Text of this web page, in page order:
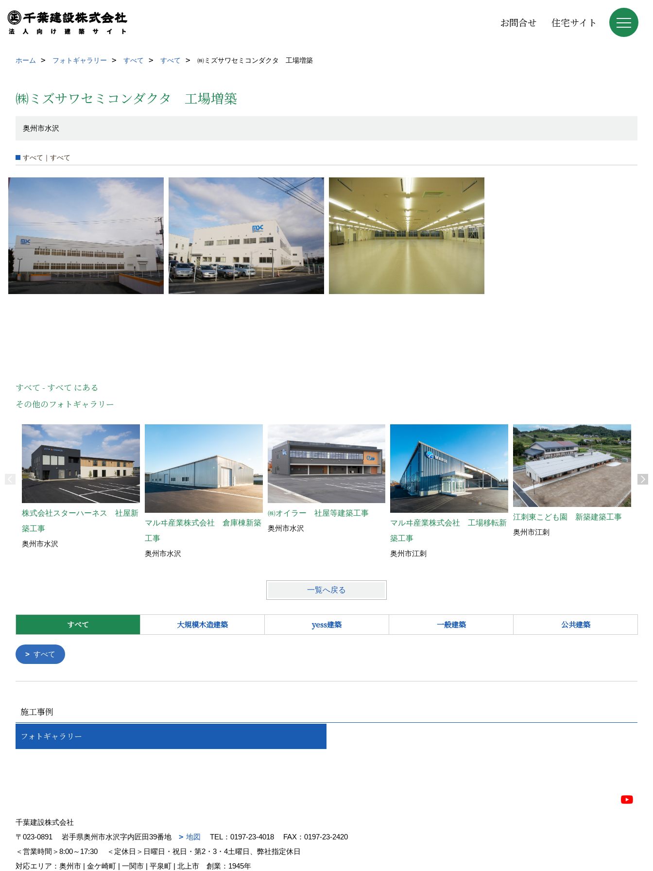
お問合せ 住宅サイト
ホーム フォトギャラリー すべて すべて ㈱ミズサワセミコンダクタ 工場増築
㈱ミズサワセミコンダクタ 工場増築
奥州市水沢
すべて｜すべて
すべて - すべて にある
その他のフォトギャラリー
株式会社スターハーネス 社屋新
築工事
奥州市水沢
マルヰ産業株式会社 倉庫棟新築
工事
奥州市水沢
㈱オイラー 社屋等建築工事
奥州市水沢
マルヰ産業株式会社 工場移転新
築工事
奥州市江刺
江刺東こども園 新築建築工事
奥州市江刺
一覧へ戻る
すべて 大規模木造建築 yess建築 一般建築 公共建築
すべて
施工事例
フォトギャラリー
千葉建設株式会社
〒023-0891
岩手県奥州市水沢字内匠田39番地 地図 TEL： 0197-23-4018
FAX：0197-23-2420
＜営業時間＞8:00～17:30
＜定休日＞日曜日・祝日・第2・3・4土曜日、弊社指定休日
対応エリア：奥州市 | 金ケ崎町 | 一関市 | 平泉町 | 北上市
創業：1945年